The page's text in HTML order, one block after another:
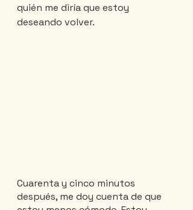
quién me diría que estoy
deseando volver.
Cuarenta y cinco minutos
después, me doy cuenta de que